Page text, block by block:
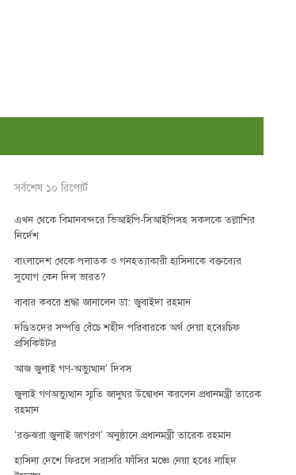
সর্বশেষ ১০ রিপোর্ট
এখন থেকে বিমানবন্দরে ভিআইপি-সিআইপিসহ সকলকে তল্লাশির
নির্দেশ
বাংলাদেশ থেকে পলাতক ও গনহত্যাকারী হাসিনাকে বক্তব্যের
সুযোগ কেন দিল ভারত?
বাবার কবরে শ্রদ্ধা জানালেন ডা: জুবাইদা রহমান
দণ্ডিতদের সম্পত্তি বেঁচে শহীদ পরিবারকে অর্থ দেয়া হবেঃচিফ
প্রসিকিউটর
আজ জুলাই গণ-অভ্যুত্থান’ দিবস
জুলাই গণঅভ্যুত্থান স্মৃতি জাদুঘর উদ্বোধন করলেন প্রধানমন্ত্রী তারেক
রহমান
‘রক্তঝরা জুলাই জাগরণ’ অনুষ্ঠানে প্রধানমন্ত্রী তারেক রহমান
হাসিনা দেশে ফিরলে সরাসরি ফাঁসির মঞ্চে নেয়া হবেঃ নাহিদ